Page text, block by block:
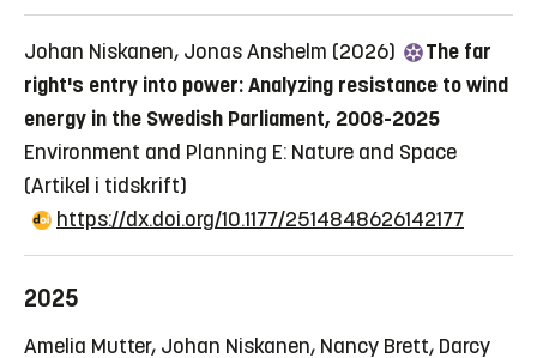
Johan Niskanen, Jonas Anshelm (2026)
The far
right's entry into power: Analyzing resistance to wind
energy in the Swedish Parliament, 2008-2025
Environment and Planning E: Nature and Space
(Artikel i tidskrift)
https://dx.doi.org/10.1177/2514848626142177
2025
Amelia Mutter, Johan Niskanen, Nancy Brett, Darcy